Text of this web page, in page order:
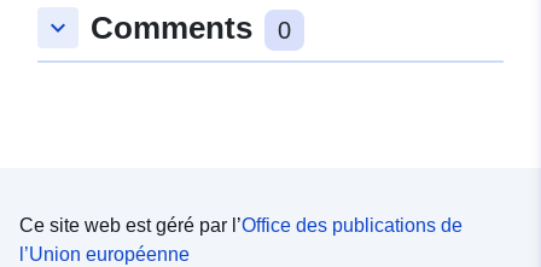
49.0294812 ], [ 9.3130903,
49.0294812 ], [ 9.3130903,
Correspond à:
Ressource:
keyboard_arrow_down Comments 0
Ce site web est géré par l’Office des publications de
l’Union européenne